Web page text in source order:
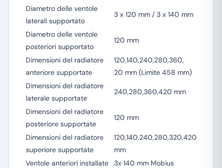
Diametro delle ventole
laterali supportato
3 x 120 mm / 3 x 140 mm
Diametro delle ventole
posteriori supportato
120 mm
Dimensioni del radiatore
anteriore supportate
120,140,240,280,360,
20 mm (Limite 458 mm)
Dimensioni del radiatore
laterale supportate
240,280,360,420 mm
Dimensioni del radiatore
posteriore supportate
120 mm
Dimensioni del radiatore
superiore supportate
120,140,240,280,320,420
mm
Ventole anteriori installate
3x 140 mm Mobius